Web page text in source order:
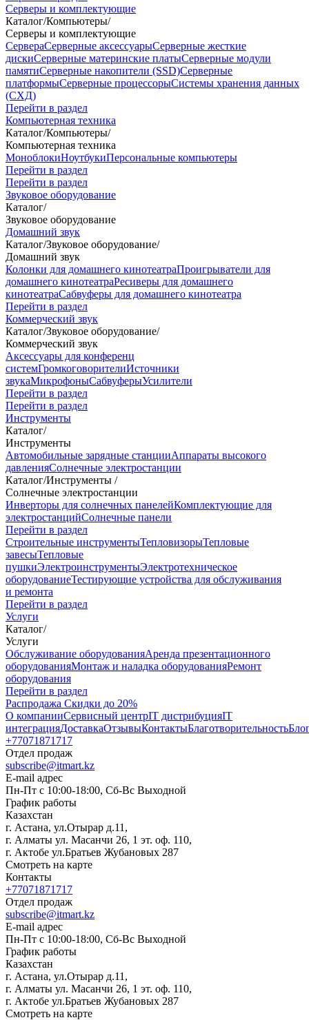
Серверы и комплектующие
Каталог/Компьютеры/
Серверы и комплектующие
СервераСерверные аксессуарыСерверные жесткие
дискиСерверные материнские платыСерверные модули
памятиСерверные накопители (SSD)Серверные
платформыСерверные процессорыСистемы хранения данных
(СХД)
Перейти в раздел
Компьютерная техника
Каталог/Компьютеры/
Компьютерная техника
МоноблокиНоутбукиПерсональные компьютеры
Перейти в раздел
Перейти в раздел
Звуковое оборудование
Каталог/
Звуковое оборудование
Домашний звук
Каталог/Звуковое оборудование/
Домашний звук
Колонки для домашнего кинотеатраПроигрыватели для
домашнего кинотеатраРесиверы для домашнего
кинотеатраСабвуферы для домашнего кинотеатра
Перейти в раздел
Коммерческий звук
Каталог/Звуковое оборудование/
Коммерческий звук
Аксессуары для конференц
системГромкоговорителиИсточники
звукаМикрофоныСабвуферыУсилители
Перейти в раздел
Перейти в раздел
Инструменты
Каталог/
Инструменты
Автомобильные зарядные станцииАппараты высокого
давленияСолнечные электростанции
Каталог/Инструменты /
Солнечные электростанции
Инверторы для солнечных панелейКомплектующие для
электростанцийСолнечные панели
Перейти в раздел
Строительные инструментыТепловизорыТепловые
завесыТепловые
пушкиЭлектроинструментыЭлектротехническое
оборудованиеТестирующие устройства для обслуживания
и ремонта
Перейти в раздел
Услуги
Каталог/
Услуги
Oбслуживание оборудованияАренда презентационного
оборудованияМонтаж и наладка оборудованияРемонт
оборудования
Перейти в раздел
Распродажа Скидки до 20%
О компанииСервисный центрIT дистрибуцияIT
интеграцияДоставкаОтзывыКонтактыБлаготворительность
+77071871717
Отдел продаж
subscribe@itmart.kz
E-mail адрес
Пн-Пт с 10:00-18:00, Сб-Вс Выходной
График работы
Казахстан
г. Астана, ул.Отырар д.11,
г. Алматы ул. Масанчи 26, 1 эт. оф. 110,
г. Актобе ул.Братьев Жубановых 287
Смотреть на карте
Контакты
+77071871717
Отдел продаж
subscribe@itmart.kz
E-mail адрес
Пн-Пт с 10:00-18:00, Сб-Вс Выходной
График работы
Казахстан
г. Астана, ул.Отырар д.11,
г. Алматы ул. Масанчи 26, 1 эт. оф. 110,
г. Актобе ул.Братьев Жубановых 287
Смотреть на карте